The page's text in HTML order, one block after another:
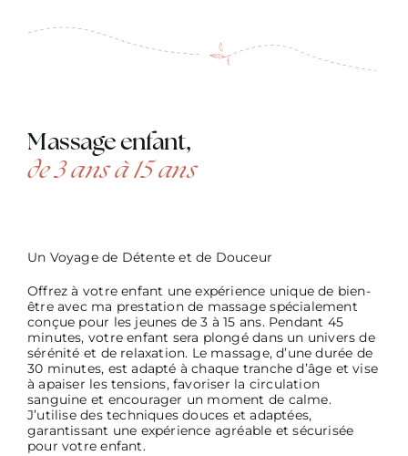
Massage enfant,
de 3 ans à 15 ans
Un Voyage de Détente et de Douceur
Offrez à votre enfant une expérience unique de bien-
être avec ma prestation de massage spécialement
conçue pour les jeunes de 3 à 15 ans. Pendant 45
minutes, votre enfant sera plongé dans un univers de
sérénité et de relaxation. Le massage, d’une durée de
30 minutes, est adapté à chaque tranche d’âge et vise
à apaiser les tensions, favoriser la circulation
sanguine et encourager un moment de calme.
J’utilise des techniques douces et adaptées,
garantissant une expérience agréable et sécurisée
pour votre enfant.